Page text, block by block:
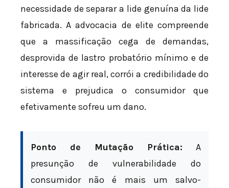
necessidade de separar a lide genuína da lide
fabricada. A advocacia de elite compreende
que a massificação cega de demandas,
desprovida de lastro probatório mínimo e de
interesse de agir real, corrói a credibilidade do
sistema e prejudica o consumidor que
efetivamente sofreu um dano.
Ponto de Mutação Prática: A
presunção de vulnerabilidade do
consumidor não é mais um salvo-